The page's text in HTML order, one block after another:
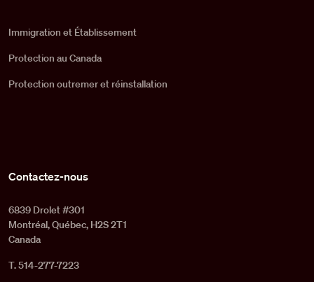
Immigration et Établissement
Protection au Canada
Protection outremer et réinstallation
Contactez-nous
6839 Drolet #301
Montréal, Québec, H2S 2T1
Canada
T. 514-277-7223